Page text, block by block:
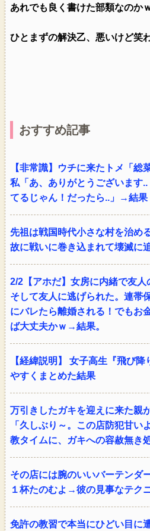
あれでも良く書けた部類なのか
ひとまずの解決乙、悪いけど笑
おすすめ記事
【非常識】ウチに来たトメ「総
私「あ、ありがとうございます
てるじゃん！だったら..」→結果
先祖は戦国時代小さな村を治め
故に戦いに巻き込まれて壊滅に
2/2【アホだ】女房に内緒で友人
そして友人に逃げられた。連帯
にバレたら離婚される！でもお
ば大丈夫かｗ→結果。
【経緯説明】 女子高生『飛び
やすくまとめた結果
万引きしたガキを迎えに来た親
「久しぶり～。この店防犯甘い
教タイムに、ガキへの容赦無き
その店には腕のいいバーテンダ
１杯たのむよ→彼の見事なテク
免許の教習で本当にひどい目に